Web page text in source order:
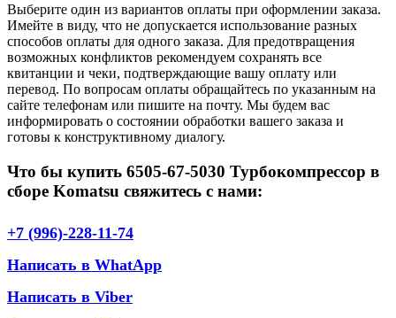
Выберите один из вариантов оплаты при оформлении заказа.
Имейте в виду, что не допускается использование разных
способов оплаты для одного заказа. Для предотвращения
возможных конфликтов рекомендуем сохранять все
квитанции и чеки, подтверждающие вашу оплату или
перевод. По вопросам оплаты обращайтесь по указанным на
сайте телефонам или пишите на почту. Мы будем вас
информировать о состоянии обработки вашего заказа и
готовы к конструктивному диалогу.
Что бы купить 6505-67-5030 Турбокомпрессор в
сборе Komatsu свяжитесь с нами:
+7 (996)-228-11-74
Написать в WhatApp
Написать в Viber